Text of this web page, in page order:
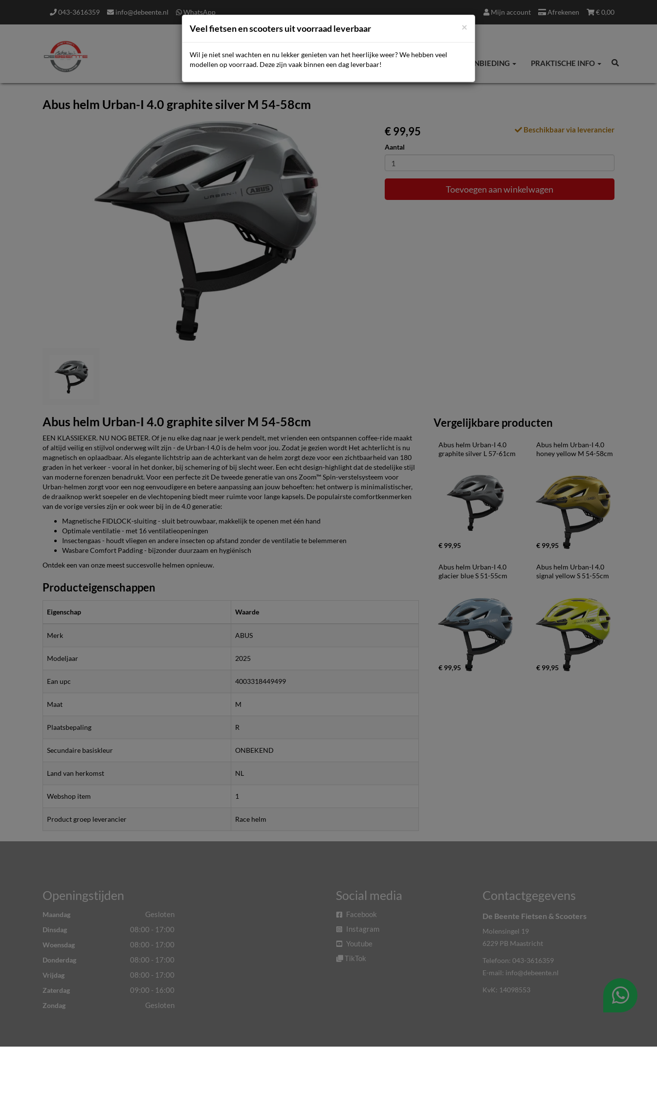
043-3616359 info@debeente.nl WhatsApp €0,00
Afrekenen
Mijn account
FAQ NIEUWS SCOOTERS FIETSEN AANBIEDING PRAKTISCHE INFO
Abus helm Urban-I 4.0 graphite silver M 54-58cm
€ 99,95 Beschikbaar via leverancier
Aantal
Toevoegen aan winkelwagen
Abus helm Urban-I 4.0 graphite silver M 54-58cm
EEN KLASSIEKER. NU NOG BETER. Of je nu elke dag naar je werk pendelt, met vrienden een ontspannen coffee-ride maakt
of altijd veilig en stijlvol onderweg wilt zijn - de Urban-I 4.0 is de helm voor jou. Zodat je gezien wordt Het achterlicht is nu
magnetisch en oplaadbaar. Als elegante lichtstrip aan de achterkant van de helm zorgt deze voor een zichtbaarheid van 180
graden in het verkeer - vooral in het donker, bij schemering of bij slecht weer. Een echt design-highlight dat de stedelijke stijl
van moderne forenzen benadrukt. Voor een perfecte zit De tweede generatie van ons Zoom™ Spin-verstelsysteem voor
Urban-helmen zorgt voor een nog eenvoudigere en betere aanpassing aan jouw behoeften: het ontwerp is minimalistischer,
de draaiknop werkt soepeler en de vlechtopening biedt meer ruimte voor lange kapsels. De populairste comfortkenmerken
van de vorige versies zijn er ook weer bij in de 4.0 generatie:
Magnetische FIDLOCK-sluiting - sluit betrouwbaar, makkelijk te openen met één hand
Optimale ventilatie - met 16 ventilatieopeningen
Insectengaas - houdt vliegen en andere insecten op afstand zonder de ventilatie te belemmeren
Wasbare Comfort Padding - bijzonder duurzaam en hygiënisch
Ontdek een van onze meest succesvolle helmen opnieuw.
Producteigenschappen
Eigenschap Waarde
Merk ABUS
Modeljaar 2025
Ean upc 4003318449499
Maat M
Plaatsbepaling R
Secundaire basiskleur ONBEKEND
Land van herkomst NL
Webshop item 1
Product groep leverancier Race helm
Vergelijkbare producten
Abus helm Urban-I 4.0
graphite silver L 57-61cm
€ 99,95
Abus helm Urban-I 4.0
honey yellow M 54-58cm
€ 99,95
Abus helm Urban-I 4.0
glacier blue S 51-55cm
€ 99,95
Abus helm Urban-I 4.0
signal yellow S 51-55cm
€ 99,95
Openingstijden
Maandag Gesloten
Dinsdag 08:00 - 17:00
Woensdag 08:00 - 17:00
Donderdag 08:00 - 17:00
Vrijdag 08:00 - 17:00
Zaterdag 09:00 - 16:00
Zondag Gesloten
Social media
Facebook
Instagram
Youtube
TikTok
Contactgegevens
De Beente Fietsen & Scooters
Molensingel 19
6229 PB Maastricht
Telefoon: 043-3616359
E-mail: info@debeente.nl
KvK: 14098553
×
Veel fietsen en scooters uit voorraad leverbaar
Wil je niet snel wachten en nu lekker genieten van het heerlijke weer? We hebben veel
modellen op voorraad. Deze zijn vaak binnen een dag leverbaar!